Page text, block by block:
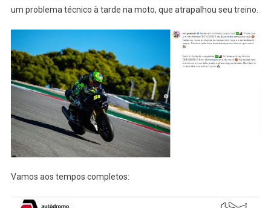
um problema técnico à tarde na moto, que atrapalhou seu treino.
Vamos aos tempos completos: